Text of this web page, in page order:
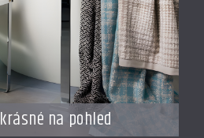
na pohled